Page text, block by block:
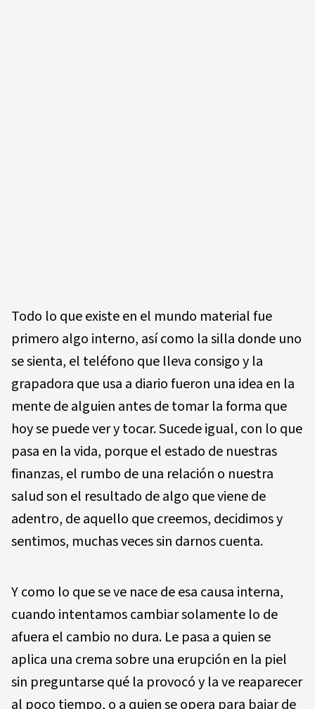
Todo lo que existe en el mundo material fue
primero algo interno, así como la silla donde uno
se sienta, el teléfono que lleva consigo y la
grapadora que usa a diario fueron una idea en la
mente de alguien antes de tomar la forma que
hoy se puede ver y tocar. Sucede igual, con lo que
pasa en la vida, porque el estado de nuestras
finanzas, el rumbo de una relación o nuestra
salud son el resultado de algo que viene de
adentro, de aquello que creemos, decidimos y
sentimos, muchas veces sin darnos cuenta.
Y como lo que se ve nace de esa causa interna,
cuando intentamos cambiar solamente lo de
afuera el cambio no dura. Le pasa a quien se
aplica una crema sobre una erupción en la piel
sin preguntarse qué la provocó y la ve reaparecer
al poco tiempo, o a quien se opera para bajar de